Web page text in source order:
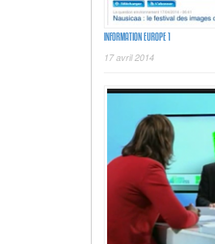
INFORMATION EUROPE 1
17 avril 2014